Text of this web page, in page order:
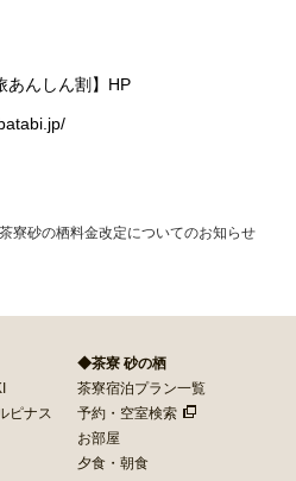
あんしん割】HP
茶寮砂の栖料金改定についてのお知らせ
ピナス
◆茶寮 砂の栖
茶寮宿泊プラン一覧
予約・空室検索
お部屋
夕食・朝食